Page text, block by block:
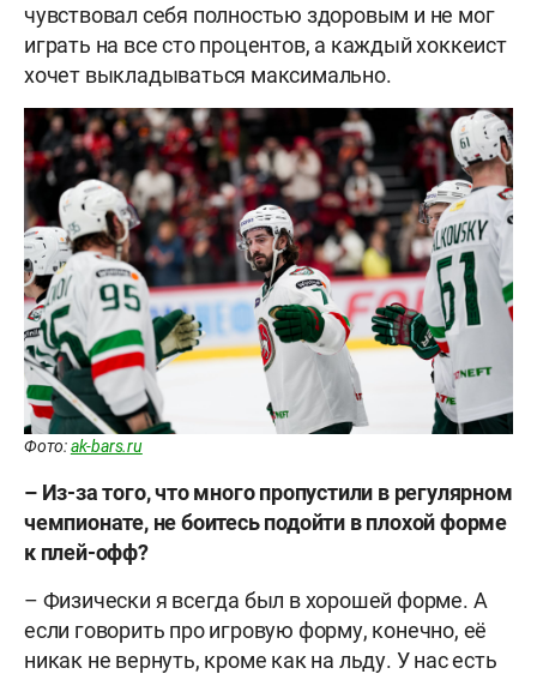
чувствовал себя полностью здоровым и не мог
играть на все сто процентов, а каждый хоккеист
хочет выкладываться максимально.
Фото:ak-bars.ru
– Из-за того, что много пропустили в регулярном
чемпионате, не боитесь подойти в плохой форме
к плей-офф?
– Физически я всегда был в хорошей форме. А
если говорить про игровую форму, конечно, её
никак не вернуть, кроме как на льду. У нас есть